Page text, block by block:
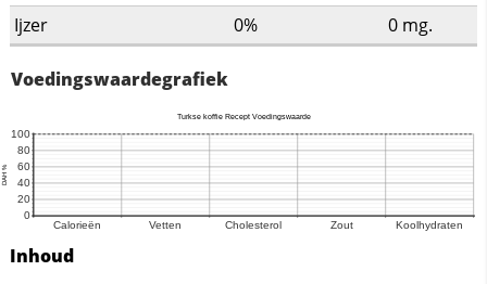
Ijzer 0% 0 mg.
Voedingswaardegrafiek
Inhoud